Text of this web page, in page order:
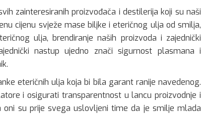
zainteresiranih proizvođača i destilerija koji su naši
cijenu svježe mase biljke i eteričnog ulja od smilja,
ulja, brendiranje naših proizvoda i zajednički
nastup ujedno znači sigurnost plasmana i
eteričnih ulja koja bi bila garant ranije navedenog.
i osigurati transparentnost u lancu proizvodnje i
su prije svega uslovljeni time da je smilje mlada